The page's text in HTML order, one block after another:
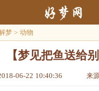
梦 > 动物
【梦见把鱼送给别
06-22 10:40:36 来